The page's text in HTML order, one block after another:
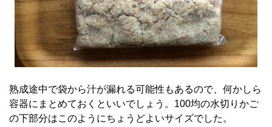
熟成途中で袋から汁が漏れる可能性もあるので、何かしら
容器にまとめておくといいでしょう。100均の水切りかご
の下部分はこのようにちょうどよいサイズでした。